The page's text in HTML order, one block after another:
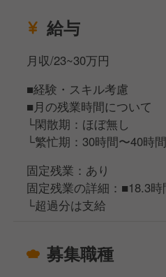
給与
月収/23~30万円
■経験・スキル考慮
■月の残業時間について
└閑散期：ほぼ無し
└繁忙期：30時間〜40時間
固定残業：あり
固定残業の詳細：■18.3
└超過分は支給
募集職種